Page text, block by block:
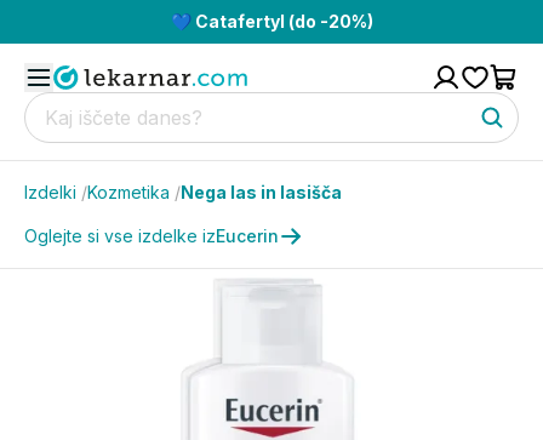
💙 Catafertyl (do -20%)
Izdelki /Kozmetika /Nega las in lasišča
Oglejte si vse izdelke izEucerin